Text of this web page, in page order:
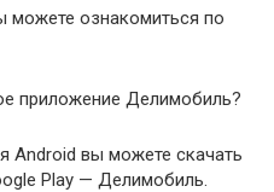
ознакомиться по
приложение Делимобиль?
Android вы можете скачать
Play — Делимобиль.